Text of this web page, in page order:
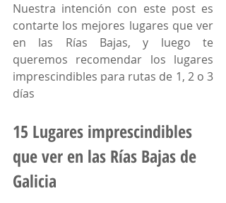
Nuestra intención con este post es
contarte los mejores lugares que ver
en las Rías Bajas, y luego te
queremos recomendar los lugares
imprescindibles para rutas de 1, 2 o 3
días
15 Lugares imprescindibles
que ver en las Rías Bajas de
Galicia